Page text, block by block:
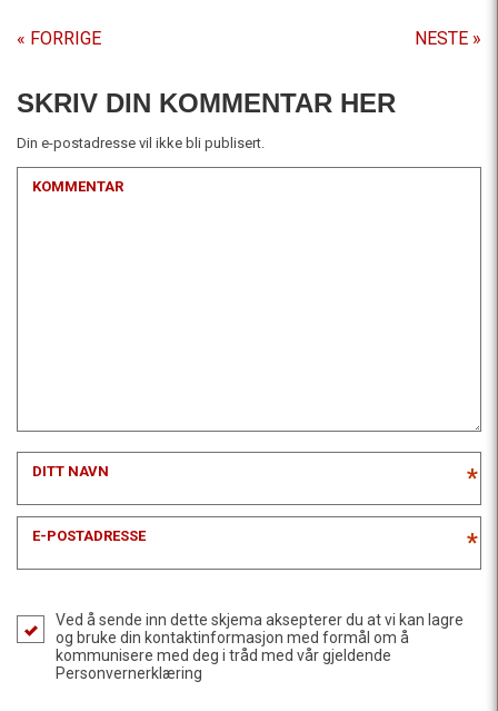
« FORRIGE NESTE »
SKRIV DIN KOMMENTAR HER
Din e-postadresse vil ikke bli publisert.
KOMMENTAR
DITT NAVN *
E-POSTADRESSE *
Ved å sende inn dette skjema aksepterer du at vi kan lagre
og bruke din kontaktinformasjon med formål om å
kommunisere med deg i tråd med vår gjeldende
Personvernerklæring